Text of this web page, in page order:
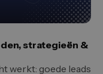
strategieën &
werkt: goede leads